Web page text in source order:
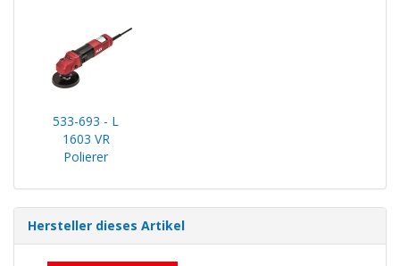
533-693 - L
1603 VR
Polierer
Hersteller dieses Artikel